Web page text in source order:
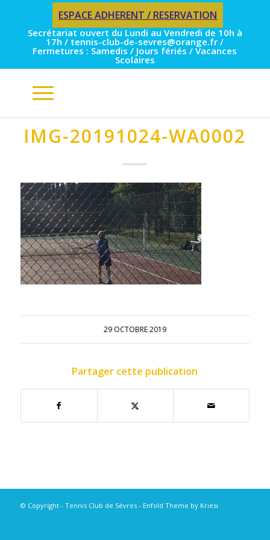
ESPACE ADHERENT / RESERVATION
Secrétariat ouvert du Lundi au Vendredi de 10h à
17h / tennis-club-de-sevres@orange.fr /
Fermetures : Samedis / Jours fériés / Vacances
Scolaires
IMG-20191024-WA0002
29 OCTOBRE 2019
Partager cette publication
© Copyright - Tennis Club de Sèvres - Enfold Theme by Kriesi